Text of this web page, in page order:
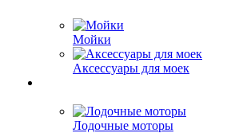
Мойки
Аксессуары для моек
Лодочные моторы